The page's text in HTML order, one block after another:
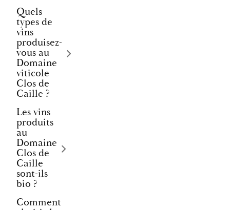
Quels
types de
vins
produisez-
vous au
Domaine
viticole
Clos de
Caille ?
Les vins
produits
au
Domaine
Clos de
Caille
sont-ils
bio ?
Comment